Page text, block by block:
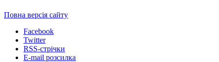
Повна версія сайту
Facebook
Twitter
RSS-стрічки
E-mail розсилка